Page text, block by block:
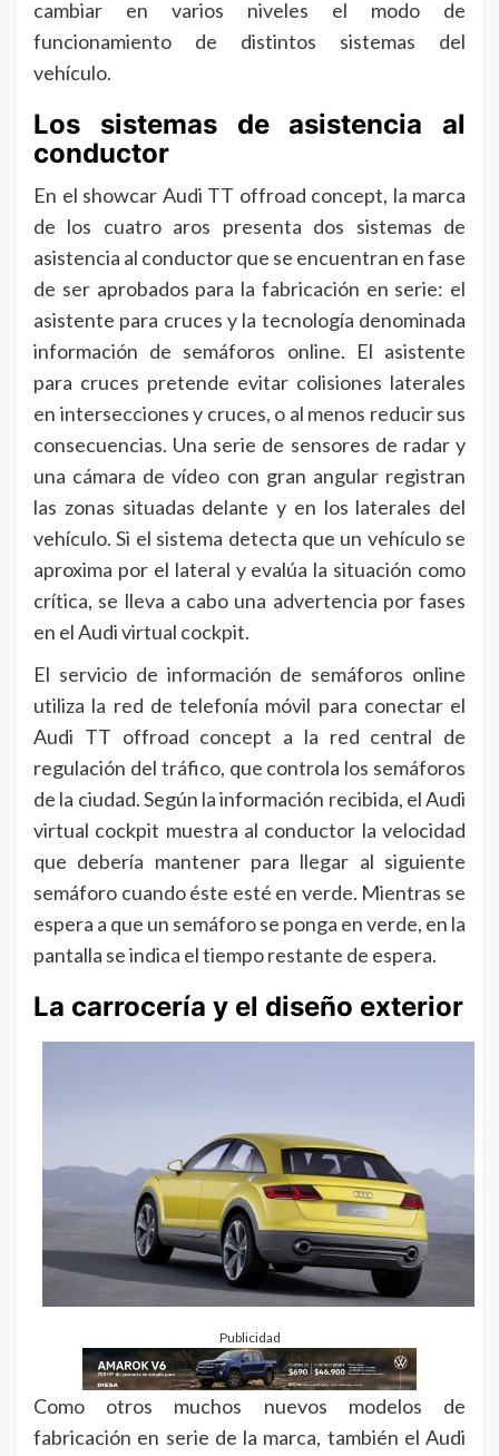
cambiar en varios niveles el modo de
funcionamiento de distintos sistemas del
vehículo.
Los sistemas de asistencia al
conductor
En el showcar Audi TT offroad concept, la marca
de los cuatro aros presenta dos sistemas de
asistencia al conductor que se encuentran en fase
de ser aprobados para la fabricación en serie: el
asistente para cruces y la tecnología denominada
información de semáforos online. El asistente
para cruces pretende evitar colisiones laterales
en intersecciones y cruces, o al menos reducir sus
consecuencias. Una serie de sensores de radar y
una cámara de vídeo con gran angular registran
las zonas situadas delante y en los laterales del
vehículo. Si el sistema detecta que un vehículo se
aproxima por el lateral y evalúa la situación como
crítica, se lleva a cabo una advertencia por fases
en el Audi virtual cockpit.
El servicio de información de semáforos online
utiliza la red de telefonía móvil para conectar el
Audi TT offroad concept a la red central de
regulación del tráfico, que controla los semáforos
de la ciudad. Según la información recibida, el Audi
virtual cockpit muestra al conductor la velocidad
que debería mantener para llegar al siguiente
semáforo cuando éste esté en verde. Mientras se
espera a que un semáforo se ponga en verde, en la
pantalla se indica el tiempo restante de espera.
La carrocería y el diseño exterior
Publicidad
Como otros muchos nuevos modelos de
fabricación en serie de la marca, también el Audi